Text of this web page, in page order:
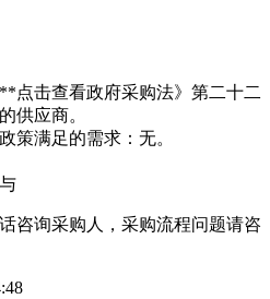
点击查看政府采购法》第二十二
供应商。
策满足的需求：无。
咨询采购人，采购流程问题请咨